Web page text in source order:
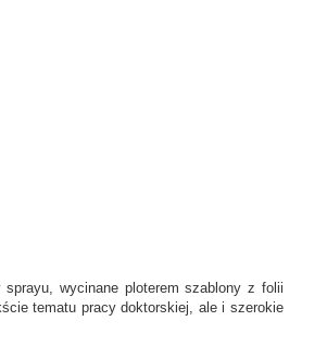
wycinane ploterem szablony z folii
tematu pracy doktorskiej, ale i szerokie